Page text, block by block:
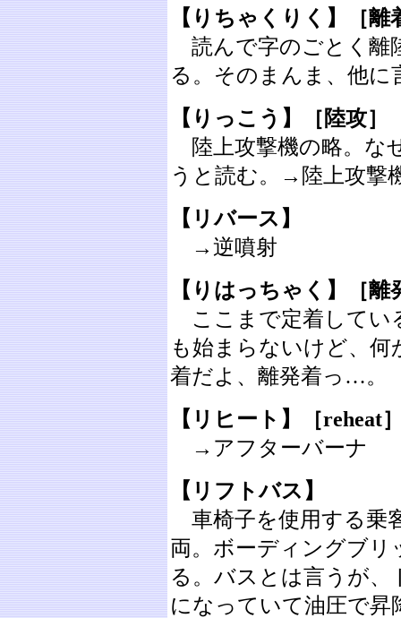
【りちゃくりく】［離
読んで字のごとく離
る。そのまんま、他に
【りっこう】［陸攻］
陸上攻撃機の略。な
うと読む。→陸上攻撃
【リバース】
→逆噴射
【りはっちゃく】［離
ここまで定着してい
も始まらないけど、
着だよ、離発着っ…。
【リヒート】
［reheat
→アフターバーナ
【リフトバス】
車椅子を使用する乗
両。ボーディングブリ
る。バスとは言うが
になっていて油圧で